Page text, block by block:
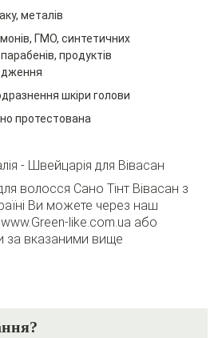
металів
ГМО, синтетичних
продуктів
шкіри голови
протестована
- Швейцарія для Вівасан
волосся Сано Тінт Вівасан з
Ви можете через наш
like.com.ua або
за вказаними вище